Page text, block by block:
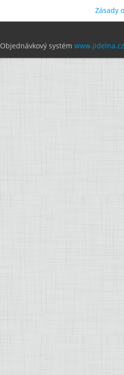
Zásady
Objednávkový systém www.jidelna.cz